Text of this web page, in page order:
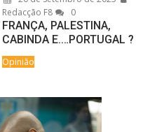
Redacção F8
0
FRANÇA, PALESTINA,
CABINDA E.…PORTUGAL ?
Opinião